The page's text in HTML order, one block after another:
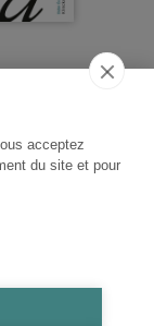
acceptez
du site et pour
OK